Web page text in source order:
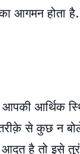
आगमन होता है.
आर्थिक
से कुछ न
है तो इसे